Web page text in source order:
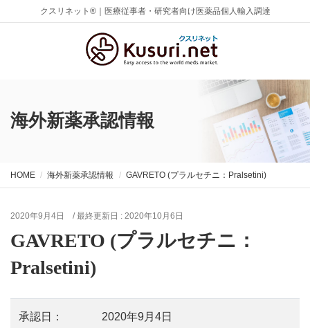
クスリネット®｜医療従事者・研究者向け医薬品個人輸入調達
海外新薬承認情報
HOME 海外新薬承認情報 GAVRETO (プラルセチニ：Pralsetini)
2020年9月4日 / 最終更新日 : 2020年10月6日
GAVRETO (プラルセチニ：
Pralsetini)
承認日： 2020年9月4日